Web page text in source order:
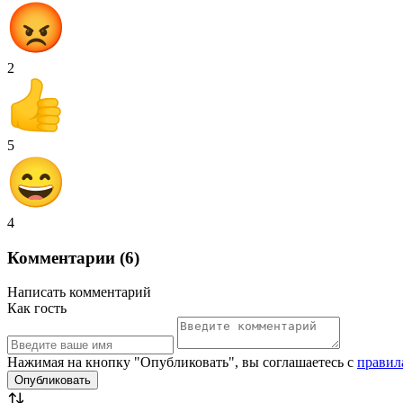
2
5
4
Комментарии (6)
Написать комментарий
Как гость
Нажимая на кнопку "Опубликовать", вы соглашаетесь с